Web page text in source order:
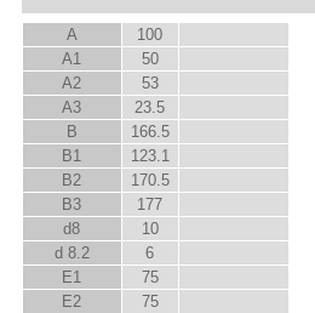
A
100
A1
50
A2
53
A3
23.5
B
166.5
B1
123.1
B2
170.5
B3
177
d8
10
d 8.2
6
E1
75
E2
75